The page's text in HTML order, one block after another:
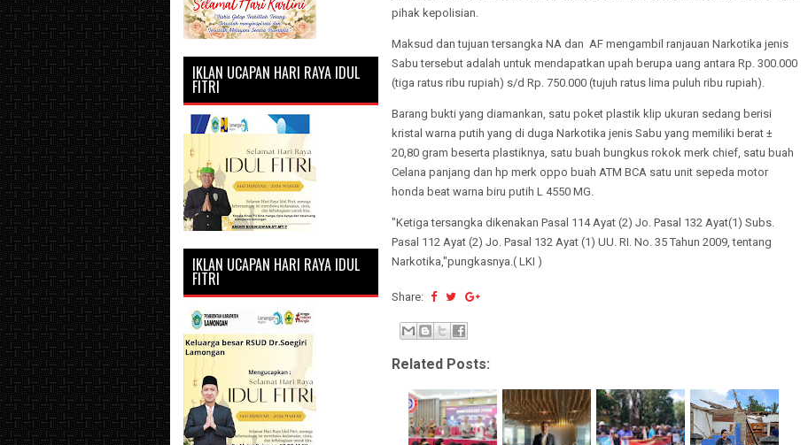
pihak kepolisian.
Maksud dan tujuan tersangka NA dan AF mengambil ranjauan Narkotika jenis
Sabu tersebut adalah untuk mendapatkan upah berupa uang antara Rp. 300.000
(tiga ratus ribu rupiah) s/d Rp. 750.000 (tujuh ratus lima puluh ribu rupiah).
Barang bukti yang diamankan, satu poket plastik klip ukuran sedang berisi
kristal warna putih yang di duga Narkotika jenis Sabu yang memiliki berat ±
20,80 gram beserta plastiknya, satu buah bungkus rokok merk chief, satu buah
Celana panjang dan hp merk oppo buah ATM BCA satu unit sepeda motor
honda beat warna biru putih L 4550 MG.
"Ketiga tersangka dikenakan Pasal 114 Ayat (2) Jo. Pasal 132 Ayat(1) Subs.
Pasal 112 Ayat (2) Jo. Pasal 132 Ayat (1) UU. RI. No. 35 Tahun 2009, tentang
Narkotika,"pungkasnya.( LKI )
Share:
Related Posts:
IKLAN UCAPAN HARI RAYA IDUL
FITRI
IKLAN UCAPAN HARI RAYA IDUL
FITRI